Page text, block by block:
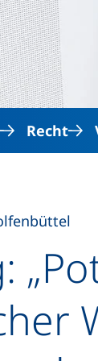
Recht